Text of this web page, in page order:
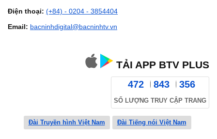
Điện thoại: (+84) - 0204 - 3854404
Email: bacninhdigital@bacninhtv.vn
TẢI APP BTV PLUS
472 843 356
SỐ LƯỢNG TRUY CẬP TRANG
Đài Truyền hình Việt Nam Đài Tiếng nói Việt Nam